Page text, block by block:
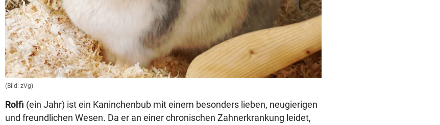
(Bild: zVg)
Rolfi (ein Jahr) ist ein Kaninchenbub mit einem besonders lieben, neugierigen
und freundlichen Wesen. Da er an einer chronischen Zahnerkrankung leidet,